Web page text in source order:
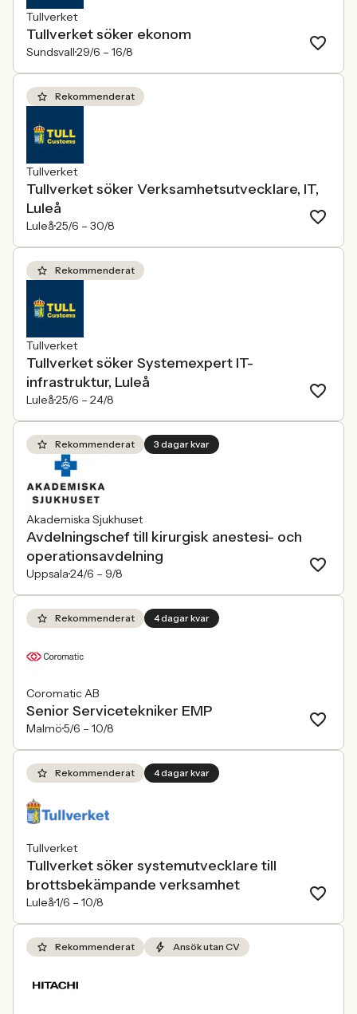
Tullverket
Tullverket söker ekonom
Sundsvall29/6 – 16/8
Rekommenderat
Tullverket
Tullverket söker Verksamhetsutvecklare, IT,
Luleå
Luleå25/6 – 30/8
Rekommenderat
Tullverket
Tullverket söker Systemexpert IT-
infrastruktur, Luleå
Luleå25/6 – 24/8
Rekommenderat 3 dagar kvar
Akademiska Sjukhuset
Avdelningschef till kirurgisk anestesi- och
operationsavdelning
Uppsala24/6 – 9/8
Rekommenderat 4 dagar kvar
Coromatic AB
Senior Servicetekniker EMP
Malmö5/6 – 10/8
Rekommenderat 4 dagar kvar
Tullverket
Tullverket söker systemutvecklare till
brottsbekämpande verksamhet
Luleå1/6 – 10/8
Rekommenderat Ansök utan CV